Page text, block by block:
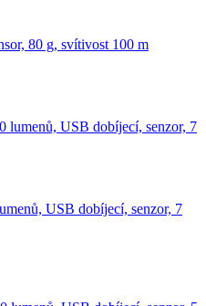
80 g, svítivost 100 m
USB dobíjecí, senzor, 7